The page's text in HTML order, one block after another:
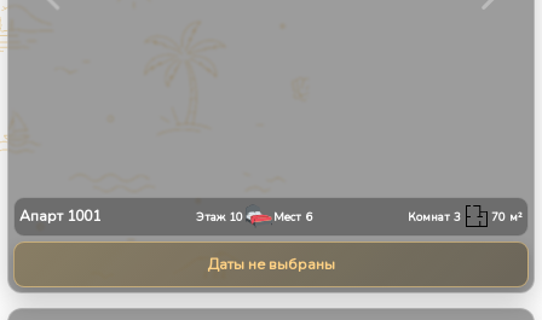
Апарт 1001 Этаж 10 Мест 6 Комнат3 70 м²
Даты не выбраны